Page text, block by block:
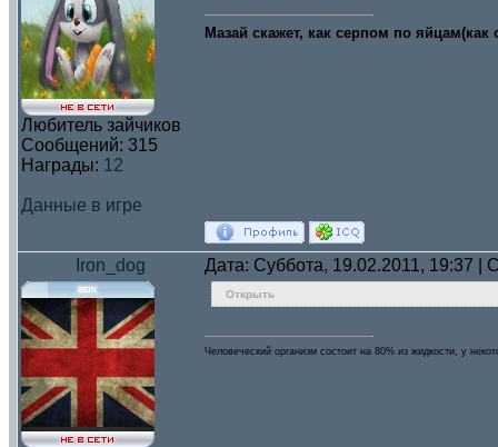
Любитель зайчиков
Сообщений: 315
Награды: 12
Данные в игре
Мазай скажет, как серпом по яйцам(как
Iron_dog Дата: Суббота, 19.02.2011, 19:37 |
Открыть
Человеческий организм состоит на 80% из жидкости, у